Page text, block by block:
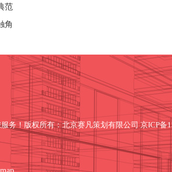
范
角
务！版权所有：北京赛凡策划有限公司京ICP备